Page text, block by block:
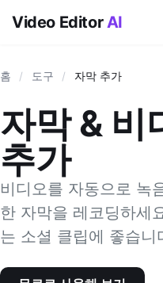
Video EditorAI
홈 / 도구 / 자막 추가
자막 & 비
추가
비디오를 자동으로 녹
한 자막을 레코딩하세
는 소셜 클립에 좋습니